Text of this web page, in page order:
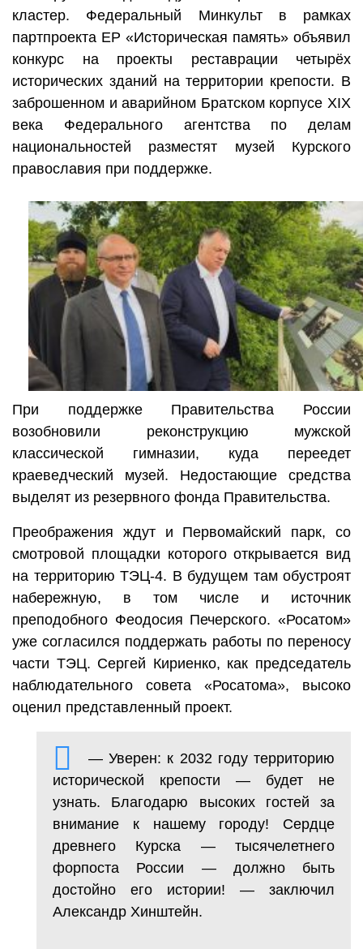
кластер. Федеральный Минкульт в рамках
партпроекта ЕР «Историческая память» объявил
конкурс на проекты реставрации четырёх
исторических зданий на территории крепости. В
заброшенном и аварийном Братском корпусе XIX
века Федерального агентства по делам
национальностей разместят музей Курского
православия при поддержке.
При поддержке Правительства России
возобновили реконструкцию мужской
классической гимназии, куда переедет
краеведческий музей. Недостающие средства
выделят из резервного фонда Правительства.
Преображения ждут и Первомайский парк, со
смотровой площадки которого открывается вид
на территорию ТЭЦ-4. В будущем там обустроят
набережную, в том числе и источник
преподобного Феодосия Печерского. «Росатом»
уже согласился поддержать работы по переносу
части ТЭЦ. Сергей Кириенко, как председатель
наблюдательного совета «Росатома», высоко
оценил представленный проект.
— Уверен: к 2032 году территорию
исторической крепости — будет не
узнать. Благодарю высоких гостей за
внимание к нашему городу! Сердце
древнего Курска — тысячелетнего
форпоста России — должно быть
достойно его истории! — заключил
Александр Хинштейн.